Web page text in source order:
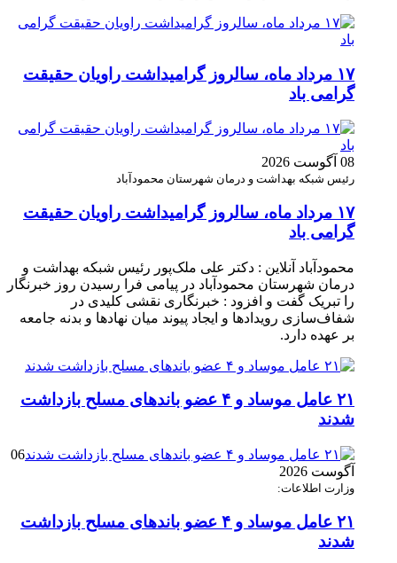
۱۷ مرداد ماه، سالروز گرامیداشت راویان حقیقت
گرامی باد
08 آگوست 2026
رئیس شبکه بهداشت و درمان شهرستان محمودآباد
۱۷ مرداد ماه، سالروز گرامیداشت راویان حقیقت
گرامی باد
محمودآباد آنلاین : دکتر علی ملک‌پور رئیس شبکه بهداشت و
درمان شهرستان محمودآباد در پیامی فرا رسیدن روز خبرنگار
را تبریک گفت و افزود : خبرنگاری نقشی کلیدی در
شفاف‌سازی رویدادها و ایجاد پیوند میان نهادها و بدنه جامعه
بر عهده دارد.
۲۱ عامل موساد و ۴ عضو باند‌های مسلح بازداشت
شدند
06
آگوست 2026
وزارت اطلاعات:
۲۱ عامل موساد و ۴ عضو باند‌های مسلح بازداشت
شدند